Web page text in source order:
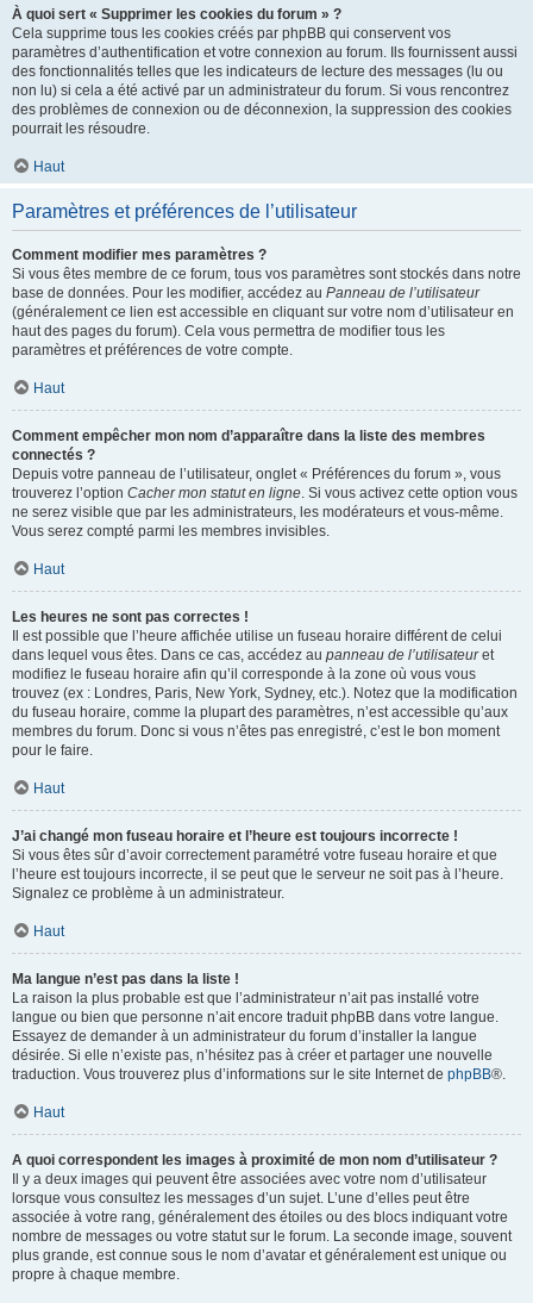
À quoi sert « Supprimer les cookies du forum » ?
Cela supprime tous les cookies créés par phpBB qui conservent vos
paramètres d’authentification et votre connexion au forum. Ils fournissent aussi
des fonctionnalités telles que les indicateurs de lecture des messages (lu ou
non lu) si cela a été activé par un administrateur du forum. Si vous rencontrez
des problèmes de connexion ou de déconnexion, la suppression des cookies
pourrait les résoudre.
Haut
Paramètres et préférences de l’utilisateur
Comment modifier mes paramètres ?
Si vous êtes membre de ce forum, tous vos paramètres sont stockés dans notre
base de données. Pour les modifier, accédez au Panneau de l’utilisateur
(généralement ce lien est accessible en cliquant sur votre nom d’utilisateur en
haut des pages du forum). Cela vous permettra de modifier tous les
paramètres et préférences de votre compte.
Haut
Comment empêcher mon nom d’apparaître dans la liste des membres
connectés ?
Depuis votre panneau de l’utilisateur, onglet « Préférences du forum », vous
trouverez l’option Cacher mon statut en ligne. Si vous activez cette option vous
ne serez visible que par les administrateurs, les modérateurs et vous-même.
Vous serez compté parmi les membres invisibles.
Haut
Les heures ne sont pas correctes !
Il est possible que l’heure affichée utilise un fuseau horaire différent de celui
dans lequel vous êtes. Dans ce cas, accédez au panneau de l’utilisateuret
modifiez le fuseau horaire afin qu’il corresponde à la zone où vous vous
trouvez (ex : Londres, Paris, New York, Sydney, etc.). Notez que la modification
du fuseau horaire, comme la plupart des paramètres, n’est accessible qu’aux
membres du forum. Donc si vous n’êtes pas enregistré, c’est le bon moment
pour le faire.
Haut
J’ai changé mon fuseau horaire et l’heure est toujours incorrecte !
Si vous êtes sûr d’avoir correctement paramétré votre fuseau horaire et que
l’heure est toujours incorrecte, il se peut que le serveur ne soit pas à l’heure.
Signalez ce problème à un administrateur.
Haut
Ma langue n’est pas dans la liste !
La raison la plus probable est que l’administrateur n’ait pas installé votre
langue ou bien que personne n’ait encore traduit phpBB dans votre langue.
Essayez de demander à un administrateur du forum d’installer la langue
désirée. Si elle n’existe pas, n’hésitez pas à créer et partager une nouvelle
traduction. Vous trouverez plus d’informations sur le site Internet de phpBB®.
Haut
A quoi correspondent les images à proximité de mon nom d’utilisateur ?
Il y a deux images qui peuvent être associées avec votre nom d’utilisateur
lorsque vous consultez les messages d’un sujet. L’une d’elles peut être
associée à votre rang, généralement des étoiles ou des blocs indiquant votre
nombre de messages ou votre statut sur le forum. La seconde image, souvent
plus grande, est connue sous le nom d’avatar et généralement est unique ou
propre à chaque membre.